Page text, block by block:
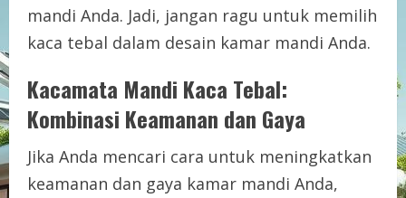
mandi Anda. Jadi, jangan ragu untuk memilih
kaca tebal dalam desain kamar mandi Anda.
Kacamata Mandi Kaca Tebal:
Kombinasi Keamanan dan Gaya
Jika Anda mencari cara untuk meningkatkan
keamanan dan gaya kamar mandi Anda,